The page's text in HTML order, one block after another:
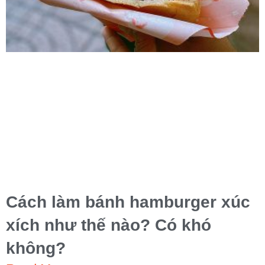
Cách làm bánh hamburger xúc
xích như thế nào? Có khó
không?